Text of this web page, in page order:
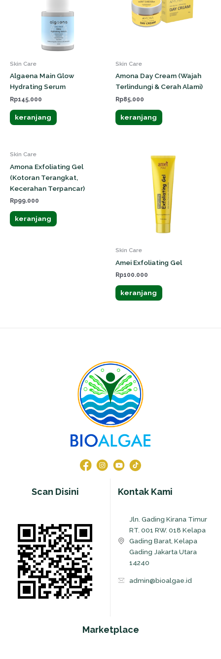
Skin Care
Algaena Main Glow
Hydrating Serum
Rp145.000
keranjang
Skin Care
Amona Day Cream (Wajah
Terlindungi & Cerah Alami)
Rp85.000
keranjang
Skin Care
Amona Exfoliating Gel
(Kotoran Terangkat,
Kecerahan Terpancar)
Rp99.000
keranjang
Skin Care
Amei Exfoliating Gel
Rp100.000
keranjang
Scan Disini Kontak Kami
Jln. Gading Kirana Timur
RT. 001 RW. 018 Kelapa
Gading Barat, Kelapa
Gading Jakarta Utara
14240
admin@bioalgae.id
Marketplace